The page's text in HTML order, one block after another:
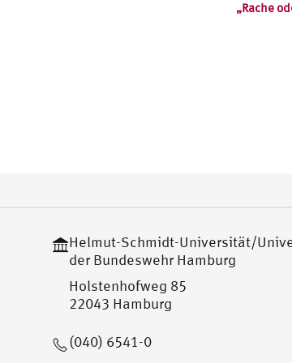
„Rache
Helmut-Schmidt-Universität/
der Bundeswehr Hamburg
Holstenhofweg 85
22043 Hamburg
(040) 6541-0